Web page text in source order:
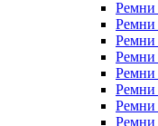
Ремни
Ремни
Ремни
Ремни
Ремни
Ремни
Ремни
Ремни